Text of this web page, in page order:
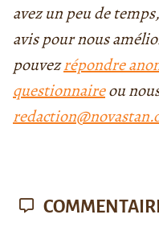
avez un peu de
avis pour nous
pouvezrépondre
questionnaireou